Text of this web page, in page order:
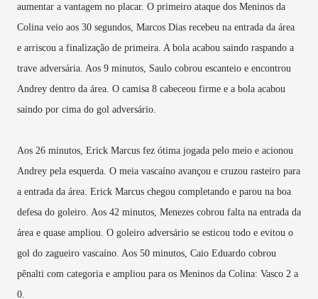
aumentar a vantagem no placar. O primeiro ataque dos Meninos da
Colina veio aos 30 segundos, Marcos Dias recebeu na entrada da área
e arriscou a finalização de primeira. A bola acabou saindo raspando a
trave adversária. Aos 9 minutos, Saulo cobrou escanteio e encontrou
Andrey dentro da área. O camisa 8 cabeceou firme e a bola acabou
saindo por cima do gol adversário.
Aos 26 minutos, Erick Marcus fez ótima jogada pelo meio e acionou
Andrey pela esquerda. O meia vascaíno avançou e cruzou rasteiro para
a entrada da área. Erick Marcus chegou completando e parou na boa
defesa do goleiro. Aos 42 minutos, Menezes cobrou falta na entrada da
área e quase ampliou. O goleiro adversário se esticou todo e evitou o
gol do zagueiro vascaíno. Aos 50 minutos, Caio Eduardo cobrou
pênalti com categoria e ampliou para os Meninos da Colina: Vasco 2 a
0.